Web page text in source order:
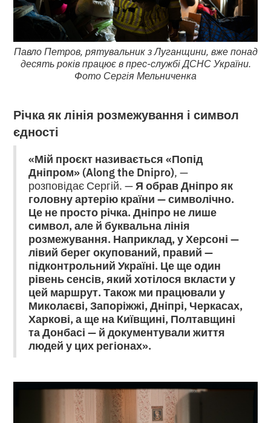
Павло Петров, рятувальник з Луганщини, вже понад
десять років працює в прес-службі ДСНС України.
Фото Сергія Мельниченка
Річка як лінія розмежування і символ
єдності
«Мій проєкт називається «Попід
Дніпром» (Along the Dnipro), —
розповідає Сергій. —Я обрав Дніпро як
головну артерію країни — символічно.
Це не просто річка. Дніпро не лише
символ, але й буквальна лінія
розмежування. Наприклад, у Херсоні —
лівий берег окупований, правий —
підконтрольний Україні. Це ще один
рівень сенсів, який хотілося вкласти у
цей маршрут. Також ми працювали у
Миколаєві, Запоріжжі, Дніпрі, Черкасах,
Харкові, а ще на Київщині, Полтавщині
та Донбасі — й документували життя
людей у цих регіонах».